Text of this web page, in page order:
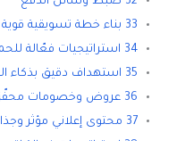
33 بناء خطة تسويقية قوية
34 استراتيجيات فعّالة للحملات الإعلانية في الدروب شيبنج
35 استهداف دقيق بذكاء البيانات
36 عروض وخصومات محفّزة
37 محتوى إعلاني مؤثر وجذاب